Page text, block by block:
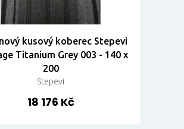
kusový koberec Stepevi
Titanium Grey 003 - 140 x
200
Stepevi
18 176 Kč